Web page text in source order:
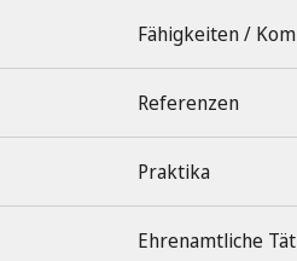
Fähigkeiten /
Referenzen
Praktika
Ehrenamtliche